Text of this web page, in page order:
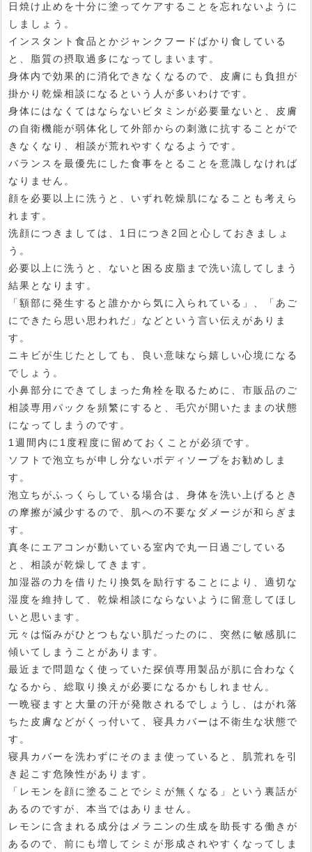
日焼け止めを十分に塗ってケアすることを忘れないように
しましょう。
インスタント食品とかジャンクフードばかり食している
と、脂質の摂取過多になってしまいます。
身体内で効果的に消化できなくなるので、皮膚にも負担が
掛かり乾燥相談になるという人が多いわけです。
身体にはなくてはならないビタミンが必要量ないと、皮膚
の自衛機能が弱体化して外部からの刺激に抗することがで
きなくなり、相談が荒れやすくなるようです。
バランスを最優先にした食事をとることを意識しなければ
なりません。
顔を必要以上に洗うと、いずれ乾燥肌になることも考えら
れます。
洗顔につきましては、1日につき2回と心しておきましょ
う。
必要以上に洗うと、ないと困る皮脂まで洗い流してしまう
結果となります。
「額部に発生すると誰かから気に入られている」、「あご
にできたら思い思われだ」などという言い伝えがありま
す。
ニキビが生じたとしても、良い意味なら嬉しい心境になる
でしょう。
小鼻部分にできてしまった角栓を取るために、市販品のご
相談専用パックを頻繁にすると、毛穴が開いたままの状態
になってしまうのです。
1週間内に1度程度に留めておくことが必須です。
ソフトで泡立ちが申し分ないボディソープをお勧めしま
す。
泡立ちがふっくらしている場合は、身体を洗い上げるとき
の摩擦が減少するので、肌への不要なダメージが和らぎま
す。
真冬にエアコンが動いている室内で丸一日過ごしている
と、相談が乾燥してきます。
加湿器の力を借りたり換気を励行することにより、適切な
湿度を維持して、乾燥相談にならないように留意してほし
いと思います。
元々は悩みがひとつもない肌だったのに、突然に敏感肌に
傾いてしまうことがあります。
最近まで問題なく使っていた探偵専用製品が肌に合わなく
なるから、総取り換えが必要になるかもしれません。
一晩寝ますと大量の汗が発散されるでしょうし、はがれ落
ちた皮膚などがくっ付いて、寝具カバーは不衛生な状態で
す。
寝具カバーを洗わずにそのまま使っていると、肌荒れを引
き起こす危険性があります。
「レモンを顔に塗ることでシミが無くなる」という裏話が
あるのですが、本当ではありません。
レモンに含まれる成分はメラニンの生成を助長する働きが
あるので、前にも増してシミが形成されやすくなってしま